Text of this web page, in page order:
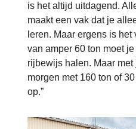
is het altijd uitdagend.
maakt een vak dat je
leren. Maar ergens is
van amper 60 ton moet
rijbewijs halen. Maar
morgen met 160 ton of
op.”